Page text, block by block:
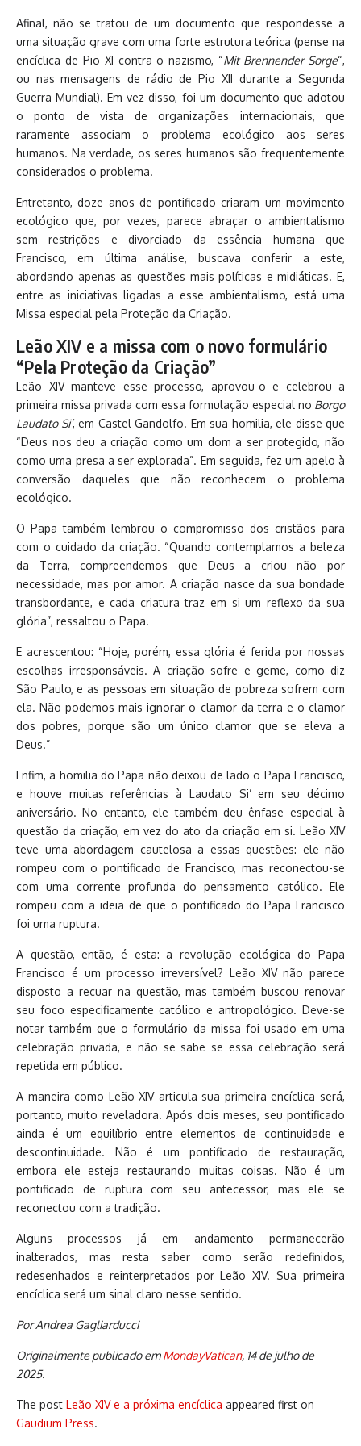
Afinal, não se tratou de um documento que respondesse a
uma situação grave com uma forte estrutura teórica (pense na
encíclica de Pio XI contra o nazismo, “Mit Brennender Sorge“,
ou nas mensagens de rádio de Pio XII durante a Segunda
Guerra Mundial). Em vez disso, foi um documento que adotou
o ponto de vista de organizações internacionais, que
raramente associam o problema ecológico aos seres
humanos. Na verdade, os seres humanos são frequentemente
considerados o problema.
Entretanto, doze anos de pontificado criaram um movimento
ecológico que, por vezes, parece abraçar o ambientalismo
sem restrições e divorciado da essência humana que
Francisco, em última análise, buscava conferir a este,
abordando apenas as questões mais políticas e midiáticas. E,
entre as iniciativas ligadas a esse ambientalismo, está uma
Missa especial pela Proteção da Criação.
Leão XIV e a missa com o novo formulário
“Pela Proteção da Criação”
Leão XIV manteve esse processo, aprovou-o e celebrou a
primeira missa privada com essa formulação especial no Borgo
Laudato Si’, em Castel Gandolfo. Em sua homilia, ele disse que
“Deus nos deu a criação como um dom a ser protegido, não
como uma presa a ser explorada”. Em seguida, fez um apelo à
conversão daqueles que não reconhecem o problema
ecológico.
O Papa também lembrou o compromisso dos cristãos para
com o cuidado da criação. “Quando contemplamos a beleza
da Terra, compreendemos que Deus a criou não por
necessidade, mas por amor. A criação nasce da sua bondade
transbordante, e cada criatura traz em si um reflexo da sua
glória”, ressaltou o Papa.
E acrescentou: “Hoje, porém, essa glória é ferida por nossas
escolhas irresponsáveis. A criação sofre e geme, como diz
São Paulo, e as pessoas em situação de pobreza sofrem com
ela. Não podemos mais ignorar o clamor da terra e o clamor
dos pobres, porque são um único clamor que se eleva a
Deus.”
Enfim, a homilia do Papa não deixou de lado o Papa Francisco,
e houve muitas referências à Laudato Si’ em seu décimo
aniversário. No entanto, ele também deu ênfase especial à
questão da criação, em vez do ato da criação em si. Leão XIV
teve uma abordagem cautelosa a essas questões: ele não
rompeu com o pontificado de Francisco, mas reconectou-se
com uma corrente profunda do pensamento católico. Ele
rompeu com a ideia de que o pontificado do Papa Francisco
foi uma ruptura.
A questão, então, é esta: a revolução ecológica do Papa
Francisco é um processo irreversível? Leão XIV não parece
disposto a recuar na questão, mas também buscou renovar
seu foco especificamente católico e antropológico. Deve-se
notar também que o formulário da missa foi usado em uma
celebração privada, e não se sabe se essa celebração será
repetida em público.
A maneira como Leão XIV articula sua primeira encíclica será,
portanto, muito reveladora. Após dois meses, seu pontificado
ainda é um equilíbrio entre elementos de continuidade e
descontinuidade. Não é um pontificado de restauração,
embora ele esteja restaurando muitas coisas. Não é um
pontificado de ruptura com seu antecessor, mas ele se
reconectou com a tradição.
Alguns processos já em andamento permanecerão
inalterados, mas resta saber como serão redefinidos,
redesenhados e reinterpretados por Leão XIV. Sua primeira
encíclica será um sinal claro nesse sentido.
Por Andrea Gagliarducci
Originalmente publicado emMondayVatican, 14 de julho de
2025.
The post Leão XIV e a próxima encíclica appeared first on
Gaudium Press.